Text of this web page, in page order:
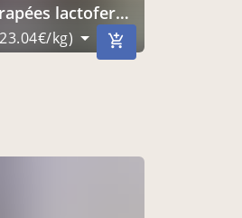
non pasteurisées
kg)